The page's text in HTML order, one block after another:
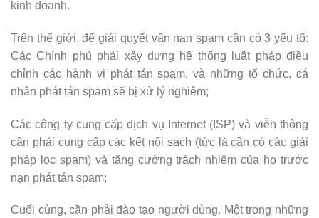
kinh doanh.
Trên thế giới, để giải quyết vấn nạn spam cần có 3 yếu tố:
Các Chính phủ phải xây dựng hệ thống luật pháp điều
chỉnh các hành vi phát tán spam, và những tổ chức, cá
nhân phát tán spam sẽ bị xử lý nghiêm;
Các công ty cung cấp dịch vụ Internet (ISP) và viễn thông
cần phải cung cấp các kết nối sạch (tức là cần có các giải
pháp lọc spam) và tăng cường trách nhiệm của họ trước
nạn phát tán spam;
Cuối cùng, cần phải đào tạo người dùng. Một trong những